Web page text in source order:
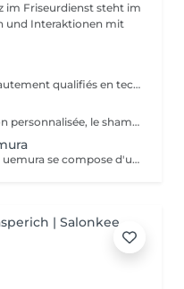
und Interaktionen mit
Forfait EXPERTISE, nos coiffeurs hautement qualifiés en technique anglo-saxonne, en formation continu et diplômés d’une académie anglaise à Paris. Vous offre une séance d’une heure avec votre coach en suivi beauté. Ce pack inclus : 1 h de prestation Un diagnostique personnalisé Shampoing spécifique Haircare Conditioner spécifique Produit de coiffage Coupe Styling Produit de finition
Le pack comprend une consultation personnalisée, le shampooing et le conditionneur spécifiques REDKEN , le séchage et les produits de styling REDKEN * Tarifs à titre indicatifs à confirmer après la consultation personnalisée établit auprès de votre coiffeur/stylist/spécialiste * La direction se réserve le droit d’apporter des modifications pour le bon fonctionnement du salon
Le Rituel de massage Japonais Shu uemura se compose d'un shampooing et d'un soin d'une durée de 30 minutes pour une relaxation une une réparation intense du cheveu et ensuite le pack styling